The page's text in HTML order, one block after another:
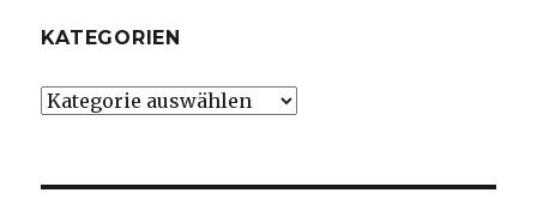
KATEGORIEN
Kategorien